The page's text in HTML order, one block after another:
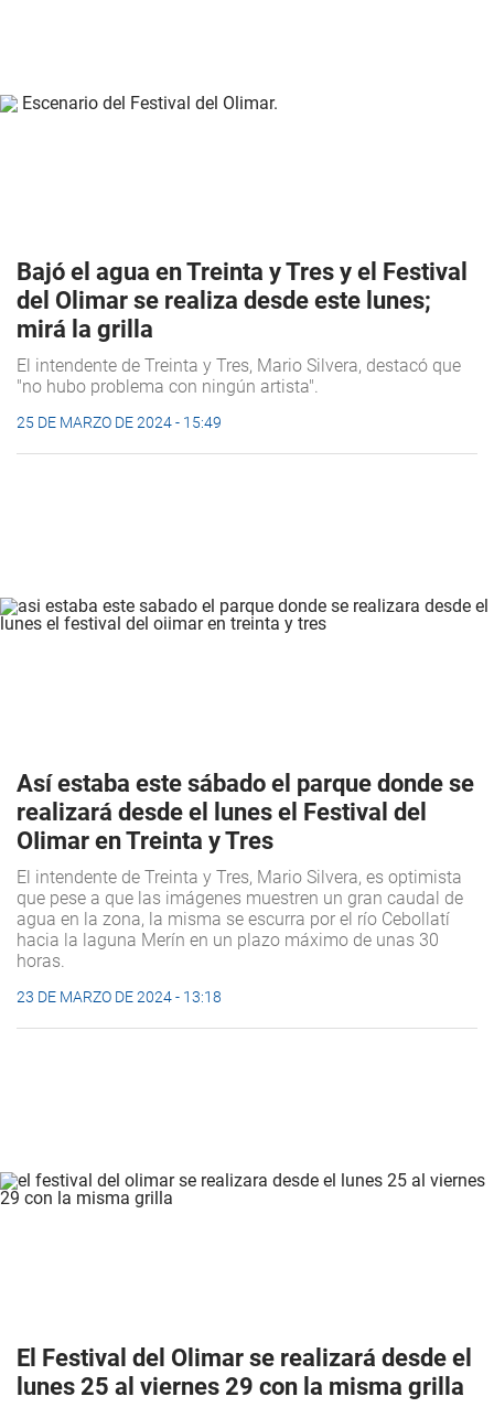
Bajó el agua en Treinta y Tres y el Festival
del Olimar se realiza desde este lunes;
mirá la grilla
El intendente de Treinta y Tres, Mario Silvera, destacó que
"no hubo problema con ningún artista".
25 DE MARZO DE 2024 - 15:49
Así estaba este sábado el parque donde se
realizará desde el lunes el Festival del
OIimar en Treinta y Tres
El intendente de Treinta y Tres, Mario Silvera, es optimista
que pese a que las imágenes muestren un gran caudal de
agua en la zona, la misma se escurra por el río Cebollatí
hacia la laguna Merín en un plazo máximo de unas 30
horas.
23 DE MARZO DE 2024 - 13:18
El Festival del Olimar se realizará desde el
lunes 25 al viernes 29 con la misma grilla